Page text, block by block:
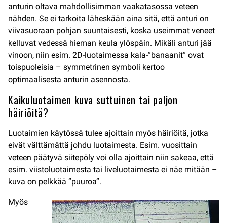
anturin oltava mahdollisimman vaakatasossa veteen
nähden. Se ei tarkoita läheskään aina sitä, että anturi on
viivasuoraan pohjan suuntaisesti, koska useimmat veneet
kelluvat vedessä hieman keula ylöspäin. Mikäli anturi jää
vinoon, niin esim. 2D-luotaimessa kala-”banaanit” ovat
toispuoleisia – symmetrinen symboli kertoo
optimaalisesta anturin asennosta.
Kaikuluotaimen kuva suttuinen tai paljon
häiriöitä?
Luotaimien käytössä tulee ajoittain myös häiriöitä, jotka
eivät välttämättä johdu luotaimesta. Esim. vuosittain
veteen päätyvä siitepöly voi olla ajoittain niin sakeaa, että
esim. viistoluotaimesta tai liveluotaimesta ei näe mitään –
kuva on pelkkää ”puuroa”.
Myös